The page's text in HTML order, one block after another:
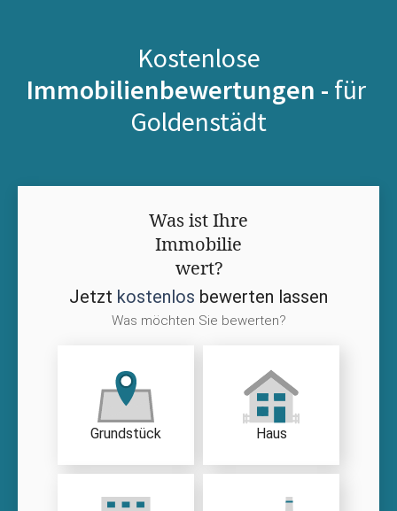
Kostenlose
Immobilienbewertungen - für
Goldenstädt
Was ist Ihre
Immobilie
wert?
Jetzt kostenlos bewerten lassen
Was möchten Sie bewerten?
Grundstück Haus